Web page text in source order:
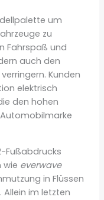
um
zu
Fahrspaß und
auch den
Kunden
elektrisch
den hohen
Fußabdrucks
wie everwave
in Flüssen
im letzten